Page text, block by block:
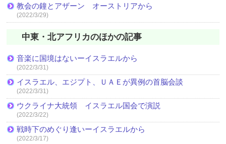
教会の鐘とアザーン オーストリアから
(2022/3/29)
中東・北アフリカのほかの記事
音楽に国境はないーイスラエルから
(2022/3/31)
イスラエル、エジプト、ＵＡＥが異例の首脳会談
(2022/3/31)
ウクライナ大統領 イスラエル国会で演説
(2022/3/22)
戦時下のめぐり逢いーイスラエルから
(2022/3/17)